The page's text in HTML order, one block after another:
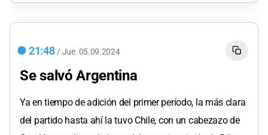
21:48 / Jue. 05.09.2024
Se salvó Argentina
Ya en tiempo de adición del primer período, la más clara
del partido hasta ahí la tuvo Chile, con un cabezazo de